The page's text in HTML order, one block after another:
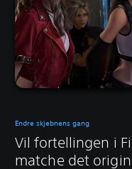
Endre skjebnens gang
Vil fortellingen i
matche det